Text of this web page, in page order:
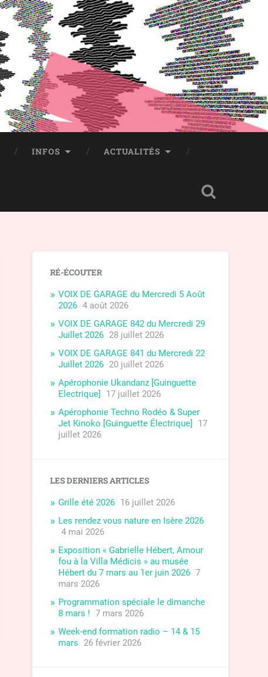
INFOS ACTUALITÉS
RÉ-ÉCOUTER
VOIX DE GARAGE du Mercredi 5 Août
2026 4 août 2026
VOIX DE GARAGE 842 du Mercredi 29
Juillet 2026 28 juillet 2026
VOIX DE GARAGE 841 du Mercredi 22
Juillet 2026 20 juillet 2026
Apérophonie Ukandanz [Guinguette
Electrique]
17 juillet 2026
Apérophonie Techno Rodéo & Super
Jet Kinoko [Guinguette Électrique]
17
juillet 2026
LES DERNIERS ARTICLES
Grille été 2026 16 juillet 2026
Les rendez vous nature en Isère 2026
4 mai 2026
Exposition « Gabrielle Hébert, Amour
fou à la Villa Médicis » au musée
Hébert du 7 mars au 1er juin 2026 7
mars 2026
Programmation spéciale le dimanche
8 mars ! 7 mars 2026
Week-end formation radio – 14 & 15
mars
26 février 2026